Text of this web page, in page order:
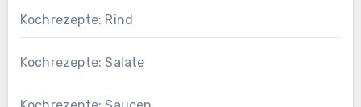
Kochrezepte: Rind
Kochrezepte: Salate